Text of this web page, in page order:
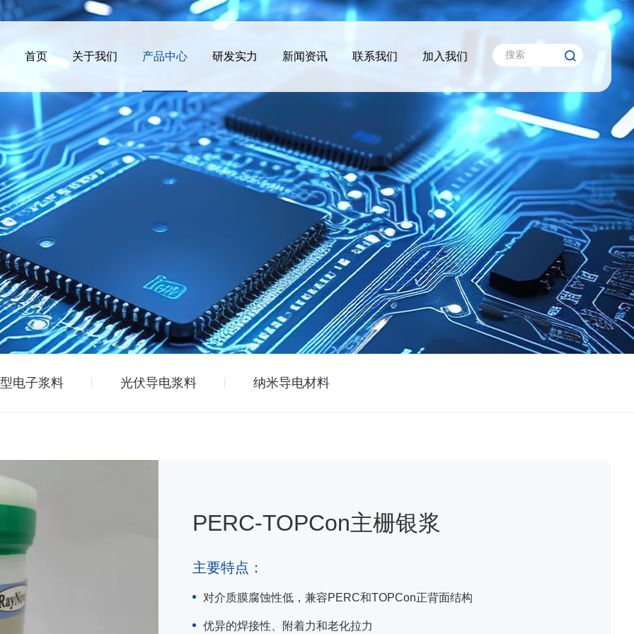
首页 关于我们 产品中心 研发实力 新闻资讯 联系我们 加入我们
电子浆料 光伏导电浆料 纳米导电材料
PERC-TOPCon主栅银浆
主要特点：
对介质膜腐蚀性低，兼容PERC和TOPCon正背面结构
优异的焊接性、附着力和老化拉力